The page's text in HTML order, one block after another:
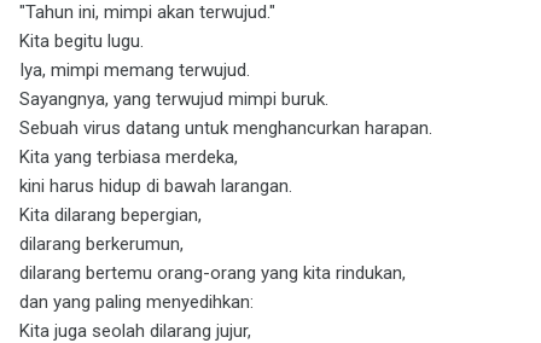
"Tahun ini, mimpi akan terwujud."
Kita begitu lugu.
Iya, mimpi memang terwujud.
Sayangnya, yang terwujud mimpi buruk.
Sebuah virus datang untuk menghancurkan harapan.
Kita yang terbiasa merdeka,
kini harus hidup di bawah larangan.
Kita dilarang bepergian,
dilarang berkerumun,
dilarang bertemu orang-orang yang kita rindukan,
dan yang paling menyedihkan:
Kita juga seolah dilarang jujur,